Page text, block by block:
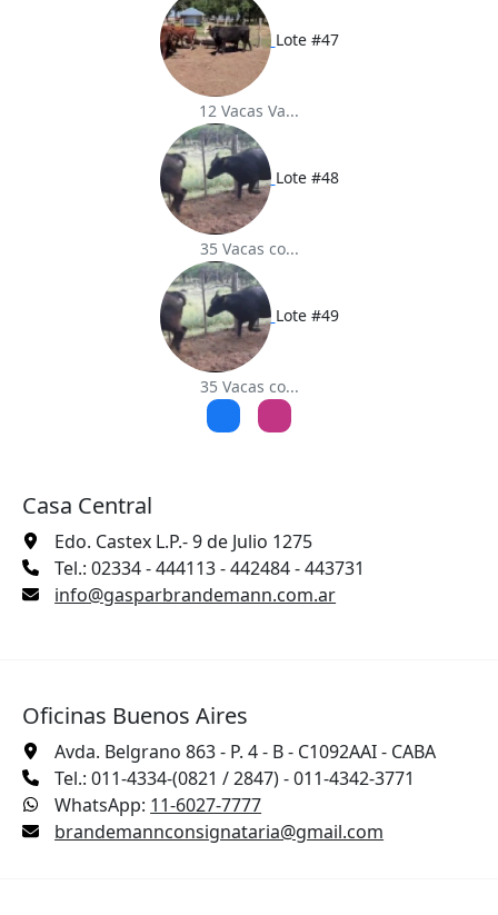
Lote #47
12 Vacas Va...
Lote #48
35 Vacas co...
Lote #49
35 Vacas co...
Casa Central
Edo. Castex L.P.- 9 de Julio 1275
Tel.: 02334 - 444113 - 442484 - 443731
info@gasparbrandemann.com.ar
Oficinas Buenos Aires
Avda. Belgrano 863 - P. 4 - B - C1092AAI - CABA
Tel.: 011-4334-(0821 / 2847) - 011-4342-3771
WhatsApp: 11-6027-7777
brandemannconsignataria@gmail.com